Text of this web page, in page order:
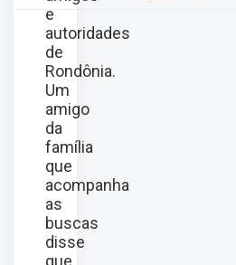
e
autoridades
de
Rondônia.
Um
amigo
da
família
que
acompanha
as
buscas
disse
que